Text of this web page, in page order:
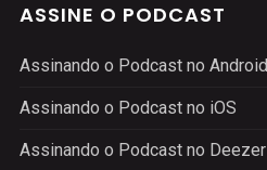
ASSINE O PODCAST
Assinando o Podcast no Android
Assinando o Podcast no iOS
Assinando o Podcast no Deezer